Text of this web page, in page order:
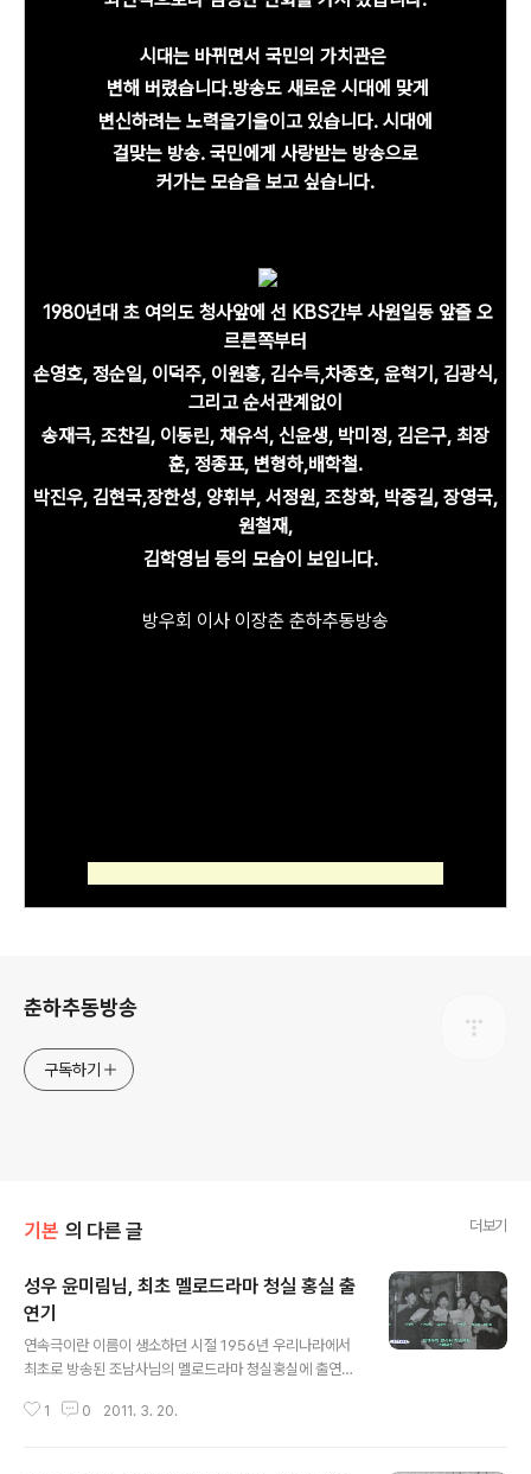
시대는 바뀌면서 국민의 가치관은
변해 버렸습니다.방송도 새로운 시대에 맞게
변신하려는 노력을기울이고 있습니다. 시대에
걸맞는 방송. 국민에게 사랑받는 방송으로
커가는 모습을 보고 싶습니다.
1980년대 초 여의도 청사앞에 선 KBS간부 사원일동 앞줄 오
르른쪽부터
손영호, 정순일, 이덕주, 이원홍, 김수득,차종호, 윤혁기, 김광식,
그리고순서관계없이
송재극, 조찬길, 이동린, 채유석, 신윤생, 박미정, 김은구, 최장
훈, 정종표, 변형하,배학철.
박진우, 김현국,장한성, 양휘부, 서정원, 조창화, 박중길, 장영국,
원철재,
김학영님 등의 모습이 보입니다.
방우회 이사 이장춘 춘하추동방송
춘하추동방송
구독하기
기본 의 다른 글 더보기
성우 윤미림님, 최초 멜로드라마 청실 홍실 출
연기
연속극이란 이름이 생소하던 시절 1956년 우리나라에서
최초로 방송된 조남사님의 멜로드라마 청실홍실에 출연했
우 1기로 입문해서 이름을 날리던 성우였습니다. 성우 윤미
1 0 2011. 3. 20.